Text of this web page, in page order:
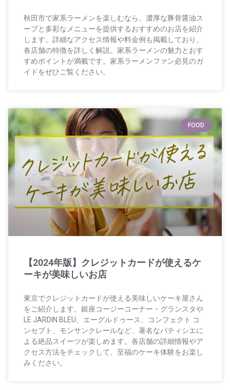
秋田市で家系ラーメンを楽しむなら、濃厚な豚骨醤油ス
ープと多彩なメニューを提供するおすすめのお店を紹介
します。詳細なアクセス情報や料金例も掲載しており、
各店舗の特徴を詳しく解説。家系ラーメンの魅力とおす
すめポイントが満載です。家系ラーメンファン必見のガ
イドをぜひご覧ください。
FOOD
【2024年版】クレジットカードが使えるケ
ーキが美味しいお店
東京でクレジットカードが使える美味しいケーキ屋さん
をご紹介します。銀座コージーコーナー・グランスタや
LE JARDIN BLEU、エーグルドゥース、コンフェクト コ
ンセプト、モンサンクレールなど、著名なパティシエに
よる絶品スイーツが楽しめます。各店舗の詳細情報やア
クセス方法をチェックして、至福のケーキ体験をお楽し
みください。